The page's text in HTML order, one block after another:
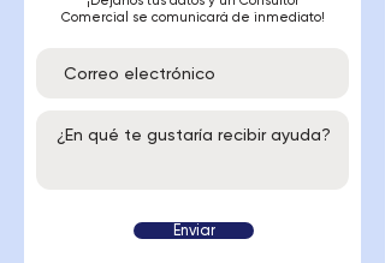
Comercial se comunicará de inmediato!
Enviar